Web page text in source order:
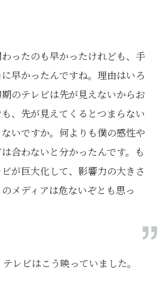
わったのも早かったけれども、手
早かったんですね。理由はいろ
のテレビは先が見えないからお
、先が見えてくるとつまらない
いですか。何よりも僕の感性や
合わないと分かったんです。も
が巨大化して、影響力の大きさ
メディアは危ないぞとも思っ
レビはこう映っていました。